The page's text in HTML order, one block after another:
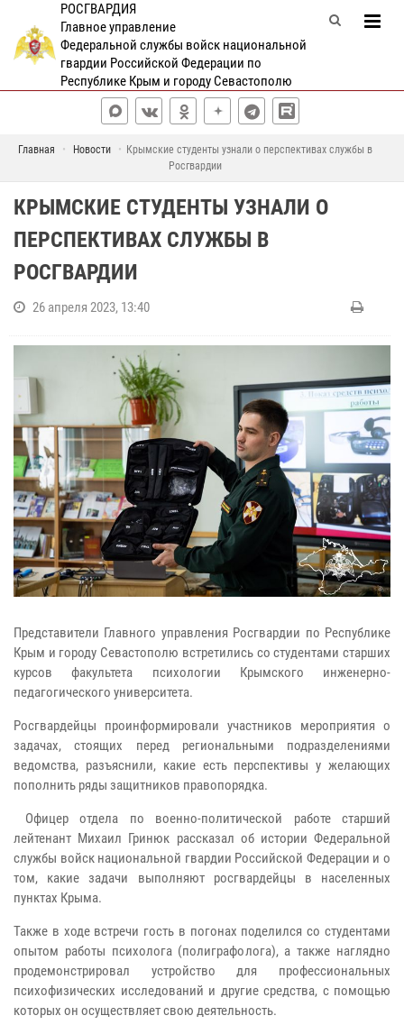
РОСГВАРДИЯ
Главное управление
Федеральной службы войск национальной
гвардии Российской Федерации по
Республике Крым и городу Севастополю
Главная Новости
Крымские студенты узнали о перспективах службы в
Росгвардии
КРЫМСКИЕ СТУДЕНТЫ УЗНАЛИ О
ПЕРСПЕКТИВАХ СЛУЖБЫ В
РОСГВАРДИИ
26 апреля 2023, 13:40
Представители Главного управления Росгвардии по Республике
Крым и городу Севастополю встретились со студентами старших
курсов факультета психологии Крымского инженерно-
педагогического университета.
Росгвардейцы проинформировали участников мероприятия о
задачах, стоящих перед региональными подразделениями
ведомства, разъяснили, какие есть перспективы у желающих
пополнить ряды защитников правопорядка.
Офицер отдела по военно-политической работе старший
лейтенант Михаил Гринюк рассказал об истории Федеральной
службы войск национальной гвардии Российской Федерации и о
том, какие задачи выполняют росгвардейцы в населенных
пунктах Крыма.
Также в ходе встречи гость в погонах поделился со студентами
опытом работы психолога (полиграфолога), а также наглядно
продемонстрировал устройство для профессиональных
психофизических исследований и другие средства, с помощью
которых он осуществляет свою деятельность.